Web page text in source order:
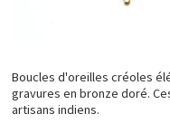
Boucles d'oreilles créoles
gravures en bronze doré.
artisans indiens.